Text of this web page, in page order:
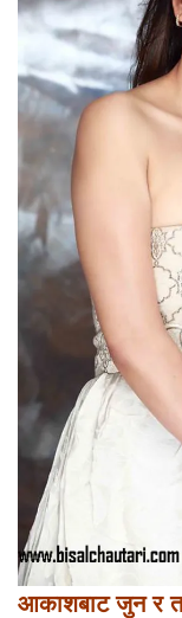
आकाशबाट जुन र